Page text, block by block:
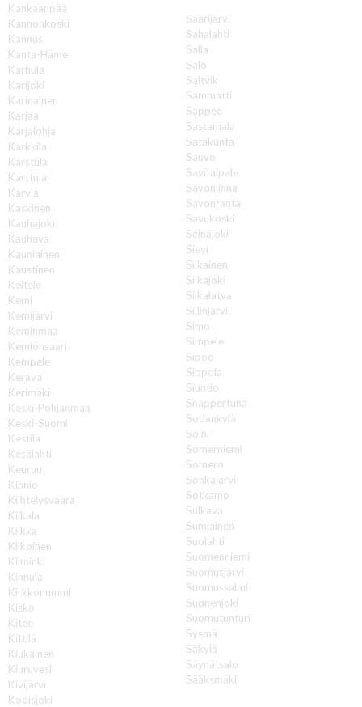
Kankaanpää
Kannonkoski
Kannus
Kanta-Häme
Karhula
Karijoki
Karinainen
Karjaa
Karjalohja
Karkkila
Karstula
Karttula
Karvia
Kaskinen
Kauhajoki
Kauhava
Kauniainen
Kaustinen
Keitele
Kemi
Kemijärvi
Keminmaa
Kemiönsaari
Kempele
Kerava
Kerimäki
Keski-Pohjanmaa
Keski-Suomi
Kestilä
Kesälahti
Keuruu
Kihniö
Kiihtelysvaara
Kiikala
Kiikka
Kiikoinen
Kiiminki
Kinnula
Kirkkonummi
Kisko
Kitee
Kittilä
Kiukainen
Kiuruvesi
Kivijärvi
Kodisjoki
Saarijärvi
Sahalahti
Salla
Salo
Saltvik
Sammatti
Sappee
Sastamala
Satakunta
Sauvo
Savitaipale
Savonlinna
Savonranta
Savukoski
Seinäjoki
Sievi
Siikainen
Siikajoki
Siikalatva
Siilinjärvi
Simo
Simpele
Sipoo
Sippola
Siuntio
Snappertuna
Sodankylä
Soini
Somerniemi
Somero
Sonkajärvi
Sotkamo
Sulkava
Sumiainen
Suolahti
Suomenniemi
Suomusjärvi
Suomussalmi
Suonenjoki
Suomutunturi
Sysmä
Säkylä
Säynätsalo
Sääksmäki